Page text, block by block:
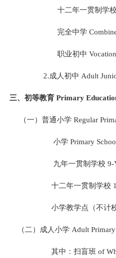
十二年一贯制学校
完全中学
职业初中
2.成人初中 Adult
三、初等教育 Primary
（一）普通小学 Regular
小学 Primary
九年一贯制学校 9-
十二年一贯制学校
小学教学点（不计
（二）成人小学 Adult
其中：扫盲班 of